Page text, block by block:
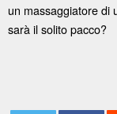
un massaggiatore di
sarà il solito pacco?